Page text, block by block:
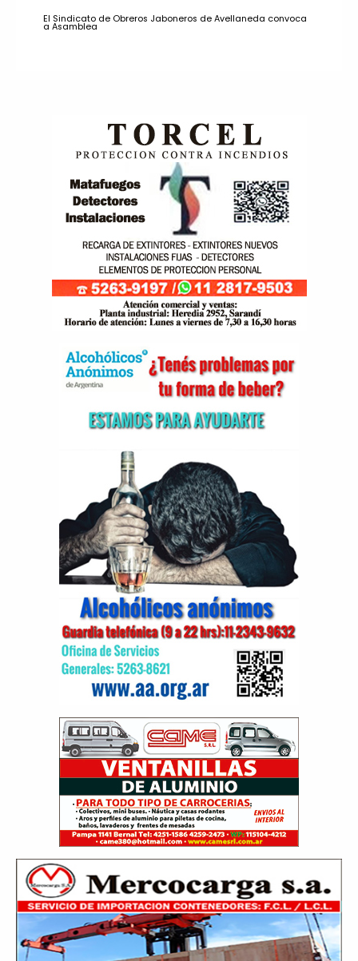
El Sindicato de Obreros Jaboneros de Avellaneda convoca
a Asamblea